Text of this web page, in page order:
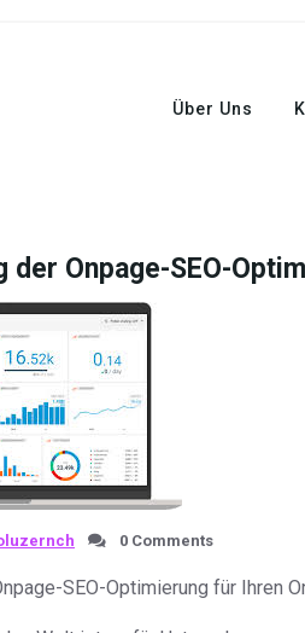
Über Uns
der Onpage-SEO-
0 Comments
SEO-Optimierung für Ihren